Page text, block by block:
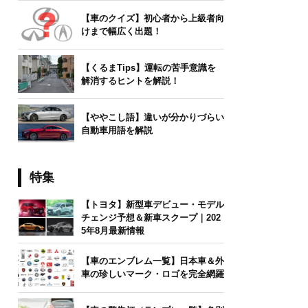
【車のクイズ】初心者から上級者向
けまで幅広く出題！
【くるまTips】運転の苦手意識を
解消するヒントを解説！
【ややこし語】違いが分かりづらい
自動車用語を解説
特集
【トヨタ】新型車デビュー・モデル
チェンジ予想＆新車スクープ｜202
5年8月最新情報
【車のエンブレム一覧】日本車＆外
車の珍しいマーク・ロゴを完全網羅